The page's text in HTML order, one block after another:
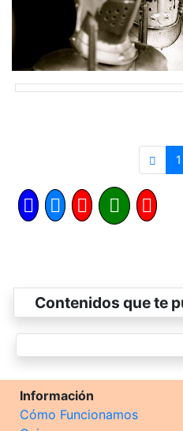
1
Contenidos que te
Información
Cómo Funcionamos